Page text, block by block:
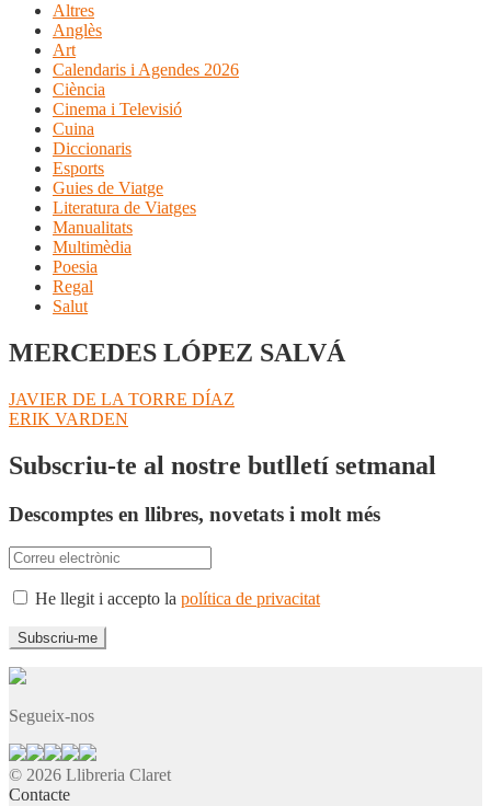
Altres
Anglès
Art
Calendaris i Agendes 2026
Ciència
Cinema i Televisió
Cuina
Diccionaris
Esports
Guies de Viatge
Literatura de Viatges
Manualitats
Multimèdia
Poesia
Regal
Salut
MERCEDES LÓPEZ SALVÁ
Navegació
d'entrades
Entrada
anterior:
JAVIER DE LA TORRE DÍAZ
Pròxima
ERIK VARDEN
Subscriu-te al nostre butlletí setmanal
Descomptes en llibres, novetats i molt més
He llegit i accepto la política de privacitat
Segueix-nos
© 2026 Llibreria Claret
Contacte